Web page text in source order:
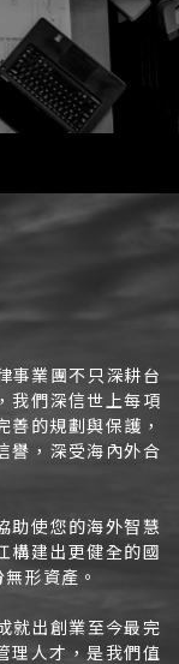
事業團不只深耕台
我們深信世上每項
的規劃與保護，
譽，深受海內外合
助使您的海外智慧
構建出更健全的國
形資產。
就出創業至今最完
理人才，是我們值